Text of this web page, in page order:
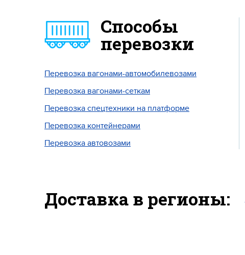
Способы
перевозки
Перевозка вагонами-автомобилевозами
Перевозка вагонами-сеткам
Перевозка спецтехники на платформе
Перевозка контейнерами
Перевозка автовозами
Доставка в регионы: